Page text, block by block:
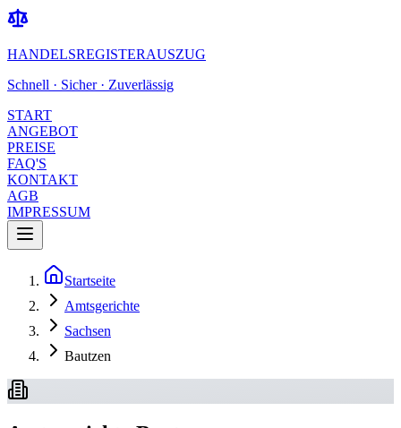
HANDELSREGISTERAUSZUG
Schnell · Sicher · Zuverlässig
START
ANGEBOT
PREISE
FAQ'S
KONTAKT
AGB
IMPRESSUM
Startseite
Amtsgerichte
Sachsen
Bautzen